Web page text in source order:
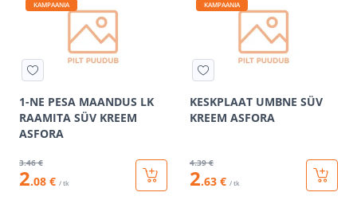
KAMPAANIA
1-NE PESA MAANDUS LK
RAAMITA SÜV KREEM
ASFORA
3.46 €
2.08 € / tk
KAMPAANIA
KESKPLAAT UMBNE SÜV
KREEM ASFORA
4.39 €
2.63 € / tk